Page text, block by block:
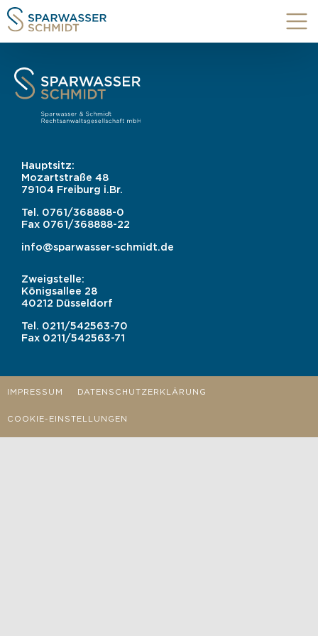
Hauptsitz:
Mozartstraße 48
79104 Freiburg i.Br.
Tel. 0761/368888-0
Fax 0761/368888-22
info@sparwasser-schmidt.de
Zweigstelle:
Königsallee 28
40212 Düsseldorf
Tel. 0211/542563-70
Fax 0211/542563-71
IMPRESSUM DATENSCHUTZERKLÄRUNG
COOKIE-EINSTELLUNGEN